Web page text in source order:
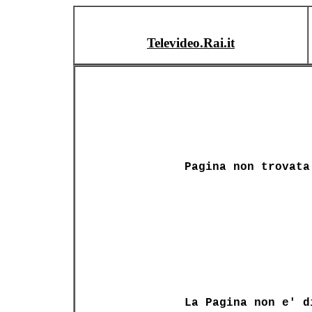
Televideo.Rai.it
Pagina non trovata
La Pagina non e'